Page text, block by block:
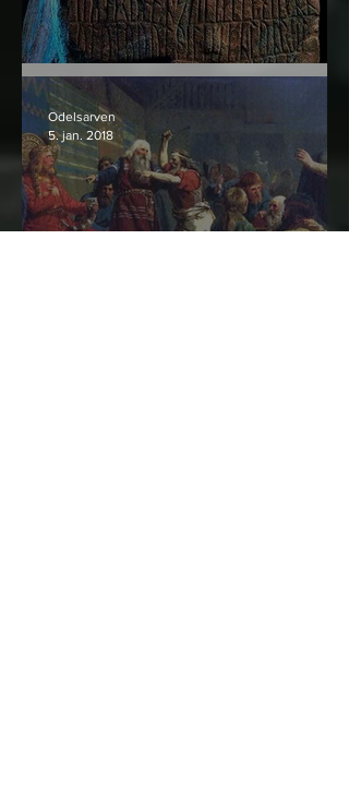
Týrsteinen og runene der
Odelsarven
5. jan. 2018